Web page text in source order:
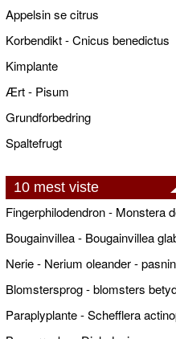
Appelsin se citrus
Korbendikt - Cnicus benedictus
Kimplante
Ært - Pisum
Grundforbedring
Spaltefrugt
10 mest viste
Nerie - Nerium oleander -
Blomstersprog - blomsters